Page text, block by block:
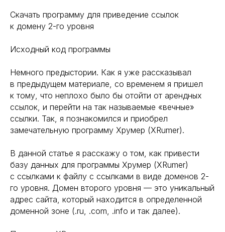
Скачать программу для приведение ссылок
к домену 2-го уровня
Исходный код программы
Немного предыстории. Как я уже рассказывал
в предыдущем материале, со временем я пришел
к тому, что неплохо было бы отойти от арендных
ссылок, и перейти на так называемые «вечные»
ссылки. Так, я познакомился и приобрел
замечательную программу Хрумер (XRumer).
В данной статье я расскажу о том, как привести
базу данных для программы Хрумер (XRumer)
с ссылками к файлу с ссылками в виде доменов 2-
го уровня. Домен второго уровня — это уникальный
адрес сайта, который находится в определенной
доменной зоне (.ru, .com, .info и так далее).